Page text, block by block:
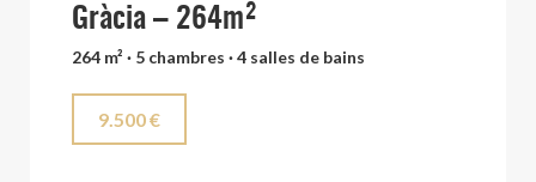
Gràcia – 264m²
264 m² · 5 chambres · 4 salles de bains
9.500 €